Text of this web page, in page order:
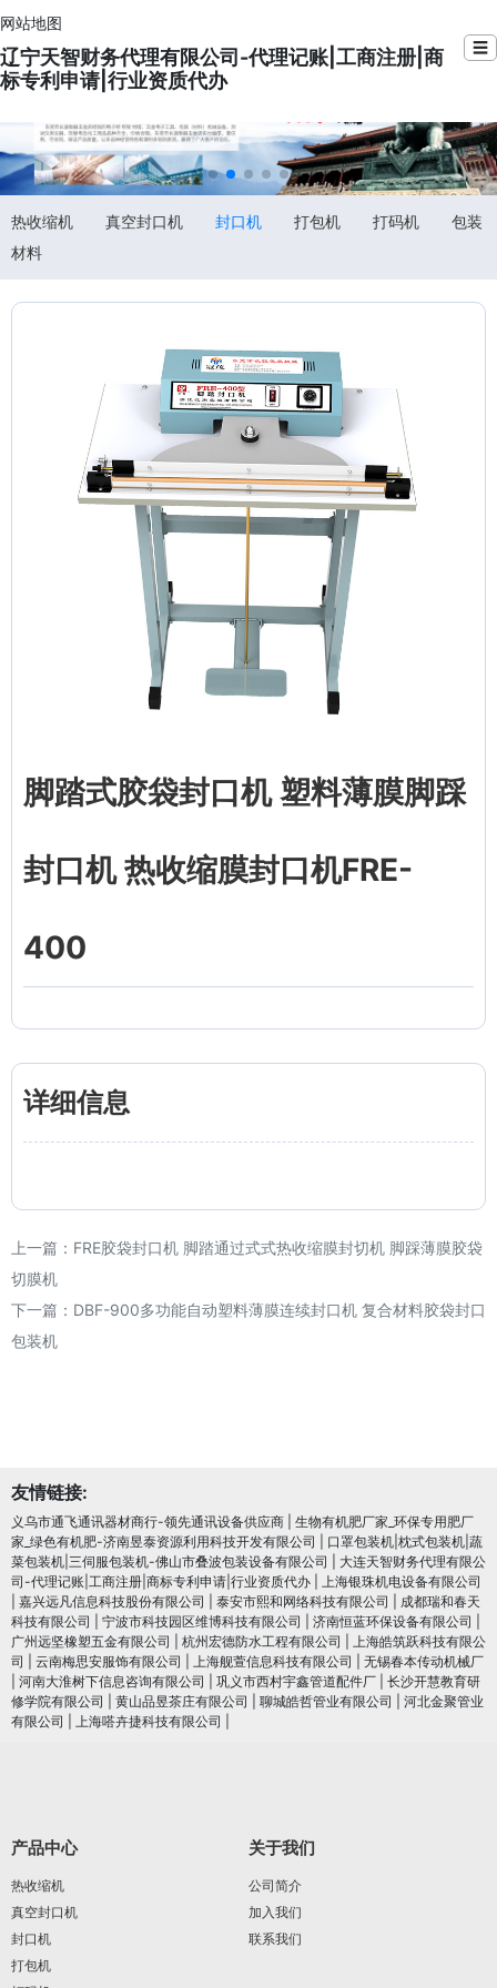
网站地图
辽宁天智财务代理有限公司-代理记账|工商注册|商
标专利申请|行业资质代办
☰
热收缩机 真空封口机 封口机 打包机 打码机
包装
材料
脚踏式胶袋封口机 塑料薄膜脚踩
封口机 热收缩膜封口机FRE-
400
详细信息
上一篇： FRE胶袋封口机 脚踏通过式式热收缩膜封切机 脚踩薄膜胶袋
切膜机
下一篇： DBF-900多功能自动塑料薄膜连续封口机 复合材料胶袋封口
包装机
友情链接:
义乌市通飞通讯器材商行-领先通讯设备供应商
生物有机肥厂家_环保专用肥厂
家_绿色有机肥-济南昱泰资源利用科技开发有限公司
口罩包装机|枕式包装机|蔬
菜包装机|三伺服包装机-佛山市叠波包装设备有限公司
大连天智财务代理有限公
司-代理记账|工商注册|商标专利申请|行业资质代办
上海银珠机电设备有限公司
嘉兴远凡信息科技股份有限公司 泰安市熙和网络科技有限公司
成都瑞和春天
科技有限公司
宁波市科技园区维博科技有限公司 济南恒蓝环保设备有限公司
广州远坚橡塑五金有限公司
杭州宏德防水工程有限公司
上海皓筑跃科技有限公
司
云南梅思安服饰有限公司 上海舰萱信息科技有限公司
无锡春本传动机械厂
河南大淮树下信息咨询有限公司 巩义市西村宇鑫管道配件厂
长沙开慧教育研
修学院有限公司
黄山品昱茶庄有限公司 聊城皓哲管业有限公司
河北金聚管业
有限公司
上海嗒卉捷科技有限公司
产品中心
热收缩机
真空封口机
封口机
打包机
关于我们
公司简介
加入我们
联系我们